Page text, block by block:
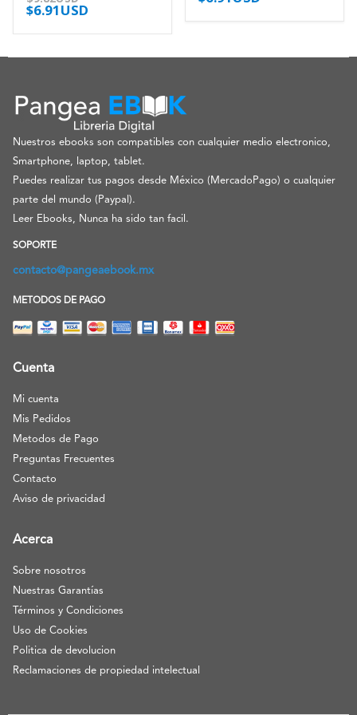
$6.91USD
Nuestros ebooks son compatibles con cualquier medio electronico,
Smartphone, laptop, tablet.
Puedes realizar tus pagos desde México (MercadoPago) o cualquier
parte del mundo (Paypal).
Leer Ebooks, Nunca ha sido tan facil.
SOPORTE
contacto@pangeaebook.mx
METODOS DE PAGO
Cuenta
Mi cuenta
Mis Pedidos
Metodos de Pago
Preguntas Frecuentes
Contacto
Aviso de privacidad
Acerca
Sobre nosotros
Nuestras Garantías
Términos y Condiciones
Uso de Cookies
Politica de devolucion
Reclamaciones de propiedad intelectual